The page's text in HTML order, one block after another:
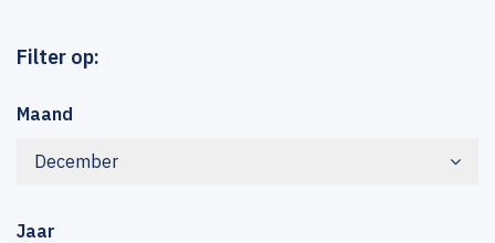
Filter op:
Maand
December
Jaar